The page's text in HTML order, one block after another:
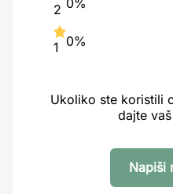
2 0%
1 0%
Ukoliko ste koristili
dajte
Napiši